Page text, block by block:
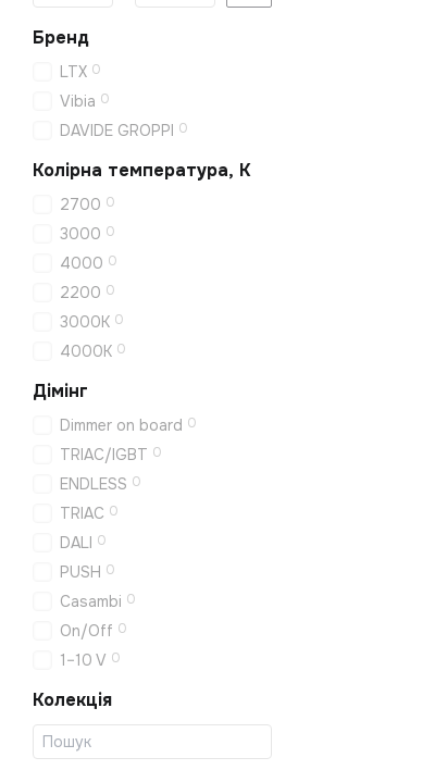
Бренд
LTX 0
Vibia 0
DAVIDE GROPPI 0
Колірна температура, K
2700 0
3000 0
4000 0
2200 0
3000K 0
4000K 0
Дімінг
Dimmer on board 0
TRIAC/IGBT 0
ENDLESS 0
TRIAC 0
DALI 0
PUSH 0
Casambi 0
On/Off 0
1–10 V 0
Колекція